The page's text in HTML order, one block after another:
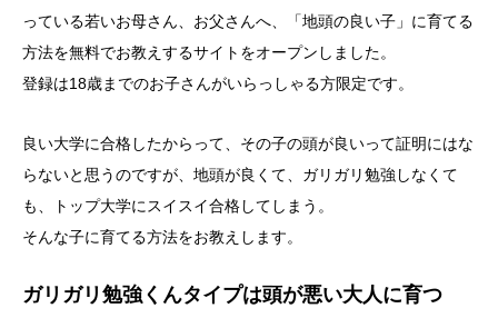
っている若いお母さん、お父さんへ、「地頭の良い子」に育てる
方法を無料でお教えするサイトをオープンしました。
登録は18歳までのお子さんがいらっしゃる方限定です。
良い大学に合格したからって、その子の頭が良いって証明にはな
らないと思うのですが、地頭が良くて、ガリガリ勉強しなくて
も、トップ大学にスイスイ合格してしまう。
そんな子に育てる方法をお教えします。
ガリガリ勉強くんタイプは頭が悪い大人に育つ